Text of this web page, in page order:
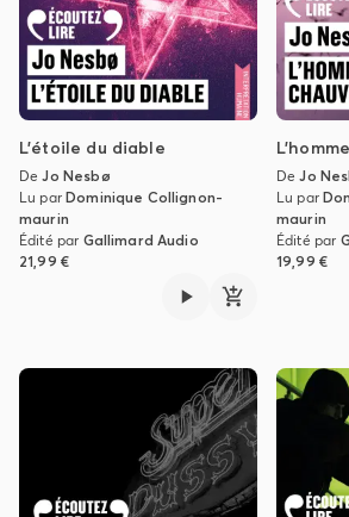
L'étoile du diable
DeJo Nesbø
Lu parDominique Collignon-
maurin
Édité par Gallimard Audio
21,99 €
DeJo
Lu par
maurin
Édité par
19,99 €